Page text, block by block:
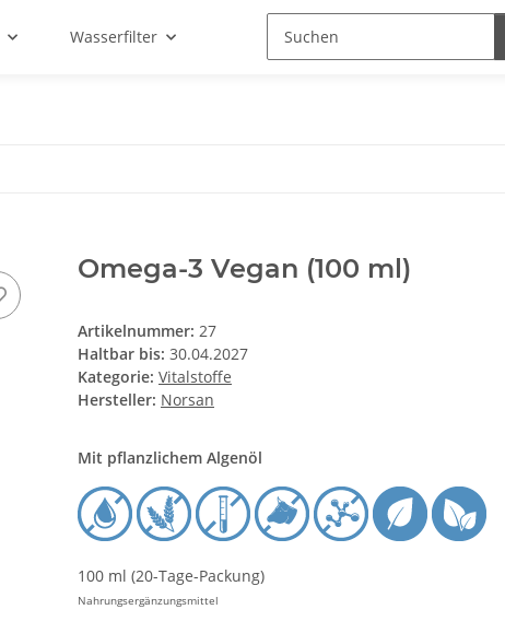
Wasserfilter
Omega-3 Vegan (100 ml)
Artikelnummer: 27
Haltbar bis: 30.04.2027
Kategorie: Vitalstoffe
Hersteller: Norsan
Mit pflanzlichem Algenöl
100 ml (20-Tage-Packung)
Nahrungsergänzungsmittel